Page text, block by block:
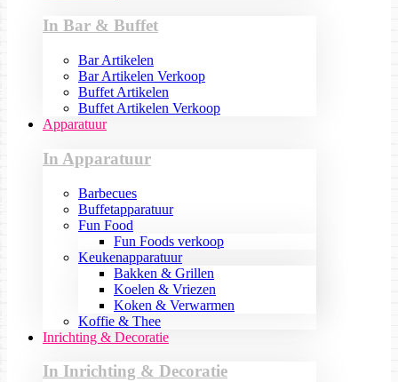
In Bar & Buffet
Bar Artikelen
Bar Artikelen Verkoop
Buffet Artikelen
Buffet Artikelen Verkoop
Apparatuur
In Apparatuur
Barbecues
Buffetapparatuur
Fun Food
Fun Foods verkoop
Keukenapparatuur
Bakken & Grillen
Koelen & Vriezen
Koken & Verwarmen
Koffie & Thee
Inrichting & Decoratie
In Inrichting & Decoratie